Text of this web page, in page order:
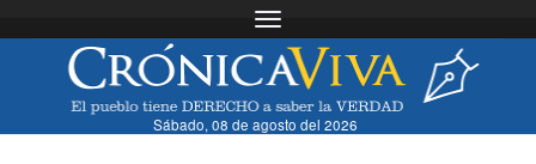
Toggle navigation
Sábado, 08 de agosto del 2026